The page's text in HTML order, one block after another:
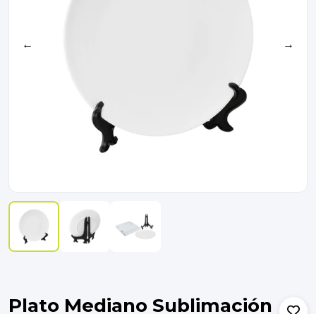
← →
Plato Mediano Sublimación